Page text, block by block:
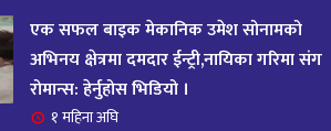
– २०८२ साल भाद्र १० गते, मंगलबार
एक सफल बाइक मेकानिक उमेश सोनामको
अभिनय क्षेत्रमा दमदार ईन्ट्री,नायिका गरिमा संग
रोमान्स: हेर्नुहोस भिडियो ।
१ महिना अघि